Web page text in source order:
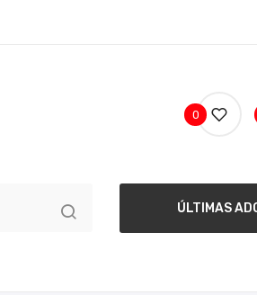
0
ÚLTIMAS